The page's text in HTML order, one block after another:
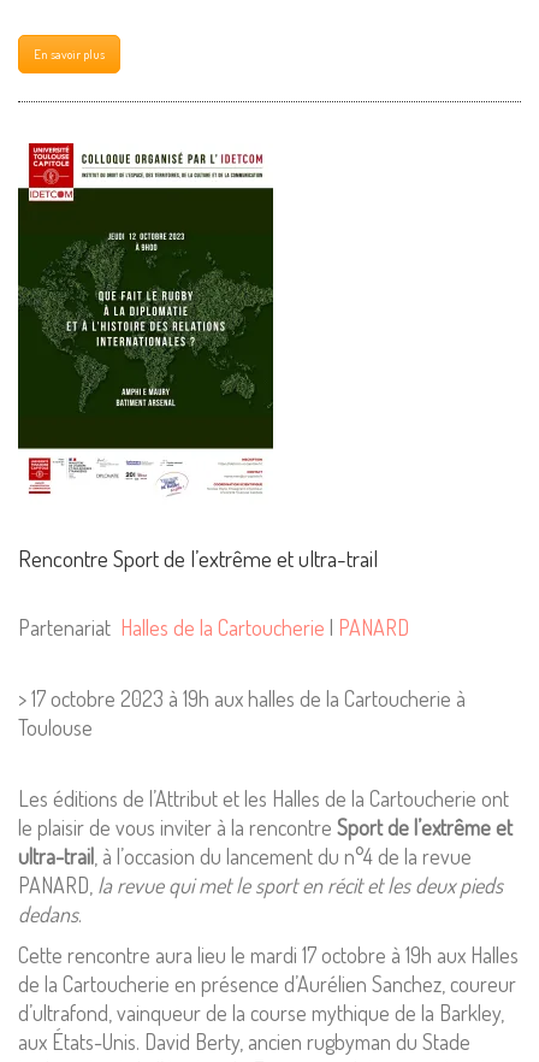
En savoir plus
Rencontre Sport de l’extrême et ultra-trail
Partenariat Halles de la Cartoucherie | PANARD
> 17 octobre 2023 à 19h aux halles de la Cartoucherie à
Toulouse
Les éditions de l’Attribut et les Halles de la Cartoucherie ont
le plaisir de vous inviter à la rencontre Sport de l’extrême et
ultra-trail , à l’occasion du lancement du n°4 de la revue
PANARD, la revue qui met le sport en récit et les deux pieds
dedans.
Cette rencontre aura lieu le mardi 17 octobre à 19h aux Halles
de la Cartoucherie en présence d’Aurélien Sanchez, coureur
d’ultrafond, vainqueur de la course mythique de la Barkley,
aux États-Unis. David Berty, ancien rugbyman du Stade